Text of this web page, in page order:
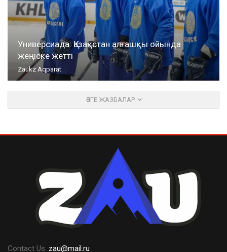
Универсиада: Қазақстан алғашқы ойында
жеңіске жетті
Zaukz Aqparat
ӨЗГЕ ЖАЗБАЛАР
Contact Us: zau@mail.ru